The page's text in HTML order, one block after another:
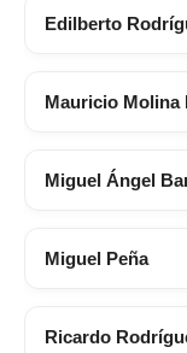
Edilberto
Mauricio Molina
Miguel Ángel
Miguel Peña
Ricardo